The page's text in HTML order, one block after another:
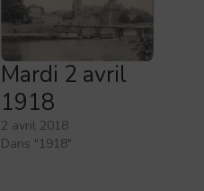
Mardi 2 avril
1918
2 avril 2018
Dans "1918"